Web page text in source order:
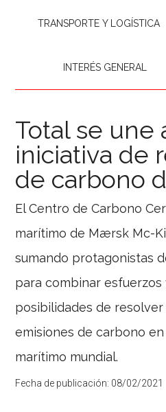
TRANSPORTE Y LOGÍSTICA
INTERÉS GENERAL
Total se une
iniciativa de
de carbono
El Centro de Carbono
marítimo de Mærsk Mc-
sumando protagonistas
para combinar esfuerzos
posibilidades de
emisiones de carbono
marítimo mundial.
Fecha de publicación: 08/02/2021